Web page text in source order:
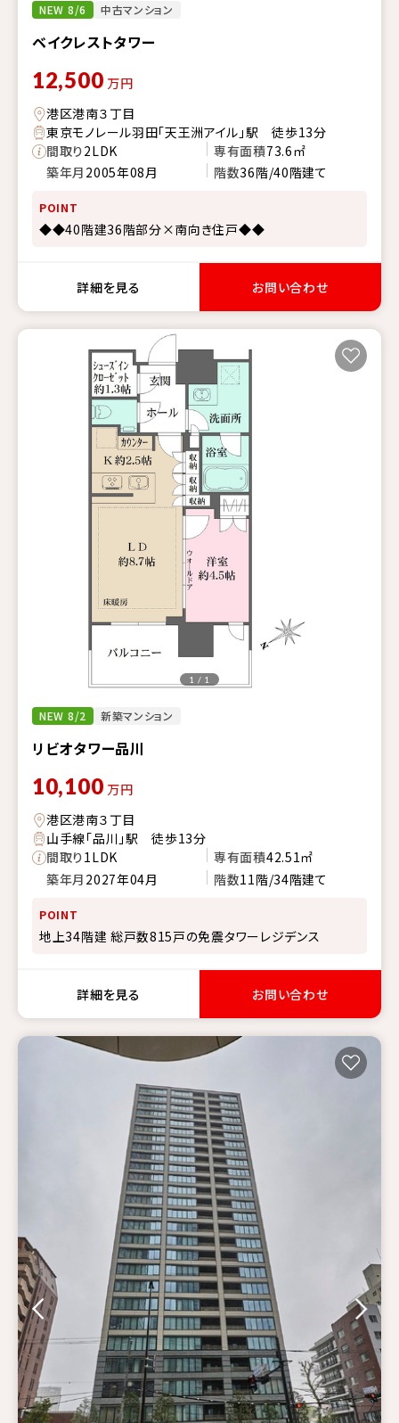
NEW 8/6 中古マンション
ベイクレストタワー
12,500 万円
港区港南３丁目
東京モノレール羽田「天王洲アイル」駅 徒歩13分
間取り2LDK 専有面積73.6㎡
築年月 2005年08月 階数36階/40階建て
POINT
◆◆40階建36階部分×南向き住戸◆◆
詳細を見る お問い合わせ
NEW 8/2 新築マンション
リビオタワー品川
1 / 1
10,100 万円
港区港南３丁目
山手線「品川」駅 徒歩13分
間取り1LDK 専有面積42.51㎡
築年月 2027年04月 階数11階/34階建て
POINT
地上34階建 総戸数815戸の免震タワーレジデンス
詳細を見る お問い合わせ